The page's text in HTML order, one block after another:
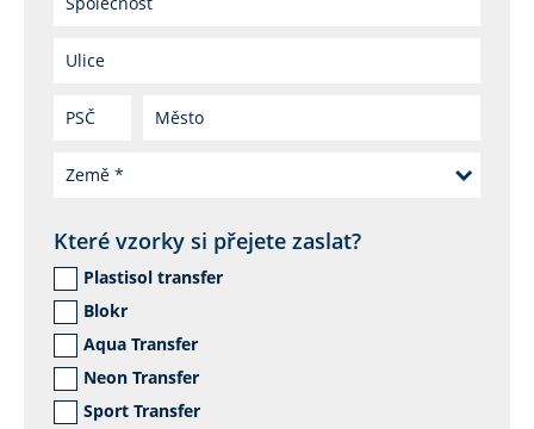
Které vzorky si přejete zaslat?
Plastisol transfer
Blokr
Aqua Transfer
Neon Transfer
Sport Transfer